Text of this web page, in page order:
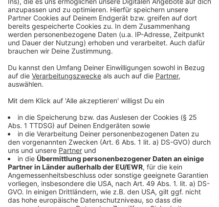
Das schreibt die Industrie- und Handelskammer
Sperrung um Bonner Nordbrücke angepasst
So informiert die Autobahn GmbH über die Sperrung
Hammer Deich unter Südbrücke bis Freitag gesperrt
Folge uns für mehr News & Updates:
Anzeige
Instagram|Facebook| WhatsApp-Kanal
Anzeige